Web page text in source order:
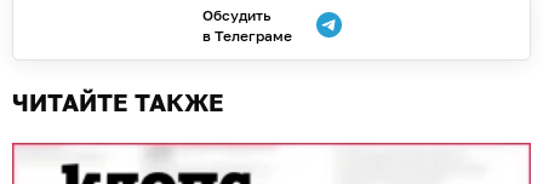
Обсудить
в Телеграме
ЧИТАЙТЕ ТАКЖЕ